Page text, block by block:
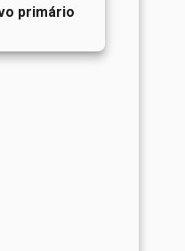
primário